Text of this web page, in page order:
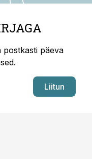
postkasti päeva
Liitun